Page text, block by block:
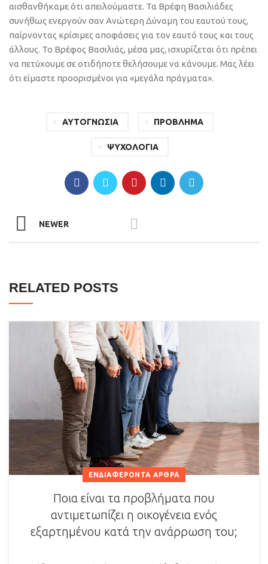
αισθανθήκαμε ότι απειλούμαστε. Τα Βρέφη Βασιλιάδες
συνήθως ενεργούν σαν Ανώτερη Δύναμη του εαυτού τους,
παίρνοντας κρίσιμες αποφάσεις για τον εαυτό τους και τους
άλλους. Το Βρέφος Βασιλιάς, μέσα μας, ισχυρίζεται ότι πρέπει
να πετύχουμε σε οτιδήποτε θελήσουμε να κάνουμε. Μας λέει
ότι είμαστε προορισμένοι για «μεγάλα πράγματα».
ΑΥΤΟΓΝΩΣΙΑ ΠΡΟΒΛΗΜΑ
ΨΥΧΟΛΟΓΙΑ
NEWER
RELATED POSTS
ΕΝΔΙΑΦΈΡΟΝΤΑ ΆΡΘΡΑ
Ποια είναι τα προβλήματα που
αντιμετωπίζει η οικογένεια ενός
εξαρτημένου κατά την ανάρρωση του;